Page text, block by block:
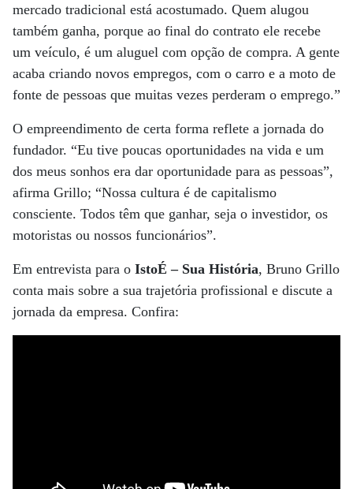
mercado tradicional está acostumado. Quem alugou
também ganha, porque ao final do contrato ele recebe
um veículo, é um aluguel com opção de compra. A gente
acaba criando novos empregos, com o carro e a moto de
fonte de pessoas que muitas vezes perderam o emprego.”
O empreendimento de certa forma reflete a jornada do
fundador. “Eu tive poucas oportunidades na vida e um
dos meus sonhos era dar oportunidade para as pessoas”,
afirma Grillo; “Nossa cultura é de capitalismo
consciente. Todos têm que ganhar, seja o investidor, os
motoristas ou nossos funcionários”.
Em entrevista para o IstoÉ – Sua História, Bruno Grillo
conta mais sobre a sua trajetória profissional e discute a
jornada da empresa. Confira: